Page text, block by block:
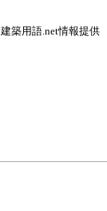
建築用語.net情報提供